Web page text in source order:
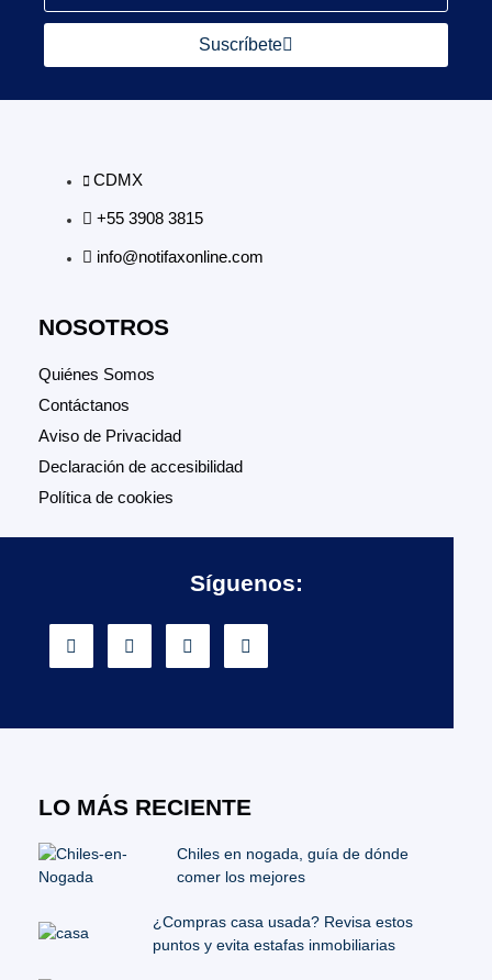
Suscríbete
CDMX
+55 3908 3815
info@notifaxonline.com
NOSOTROS
Quiénes Somos
Contáctanos
Aviso de Privacidad
Declaración de accesibilidad
Política de cookies
Síguenos:
LO MÁS RECIENTE
Chiles en nogada, guía de dónde
comer los mejores
¿Compras casa usada? Revisa estos
puntos y evita estafas inmobiliarias